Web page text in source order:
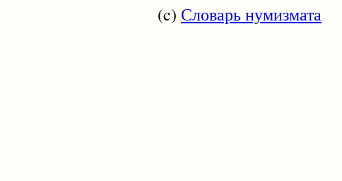
(c) Словарь нумизмата